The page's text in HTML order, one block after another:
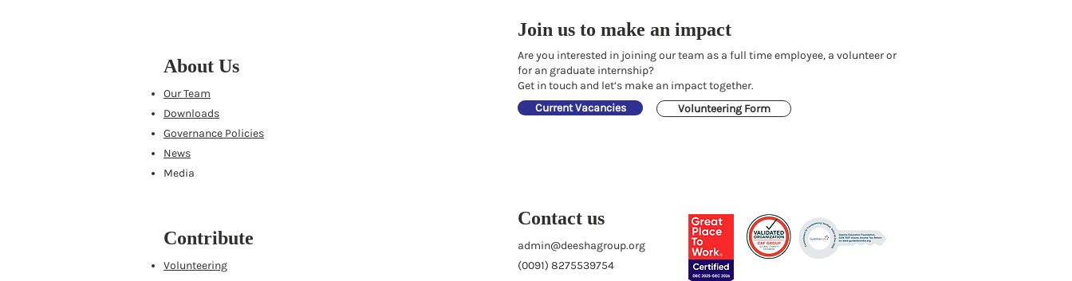
About Us
Our Team
Downloads
Governance Policies
News
Media
Contribute
Volunteering
Join us to make an impact
Are you interested in joining our team as a full time employee, a volunteer or
for an graduate internship?
Get in touch and let’s make an impact together.
Current Vacancies
Volunteering Form
Contact us
admin@deeshagroup.org
(0091) 8275539754